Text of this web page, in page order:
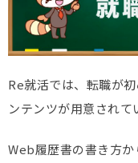
Re就活では、転職が
ンテンツが用意されて
Web履歴書の書き方